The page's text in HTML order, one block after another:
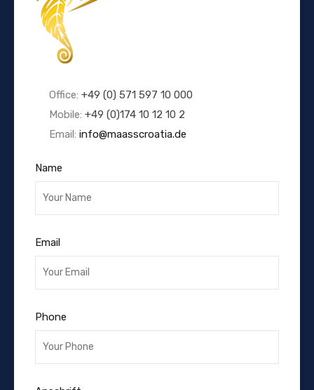
Office: +49 (0) 571 597 10 000
Mobile: +49 (0)174 10 12 10 2
Email: info@maasscroatia.de
Name
Email
Phone